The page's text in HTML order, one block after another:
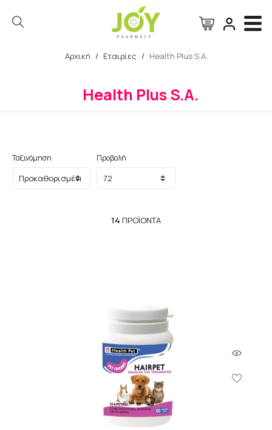
Αρχική / Εταιρίες / Health Plus S.A.
Health Plus S.A.
Ταξινόμηση Προβολή
14 ΠΡΟΪΌΝΤΑ